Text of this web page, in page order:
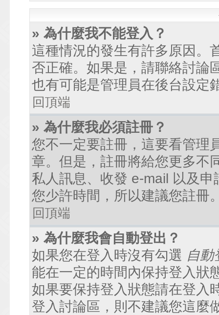
» 為什麼我不能登入？
這種情況的發生有許多原因。
否正確。如果是，請聯絡討論
也有可能是管理員在後台設定
回頂端
» 為什麼我必須註冊？
您不一定要註冊，這要看管理
章。但是，註冊將給您更多不
私人訊息、收發 e-mail 以及
您少許時間，所以建議您註冊
回頂端
» 為什麼我會自動登出？
如果您在登入時沒有勾選 自動
能在一定的時間內保持登入狀
如果要保持登入狀態請在登入
登入討論區，則不建議您這麼